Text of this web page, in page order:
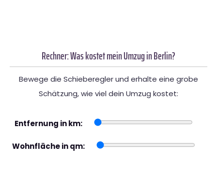
Rechner: Was kostet mein Umzug in Berlin?
Bewege die Schieberegler und erhalte eine grobe
Schätzung, wie viel dein Umzug kostet:
Entfernung in km:
Wohnfläche in qm: